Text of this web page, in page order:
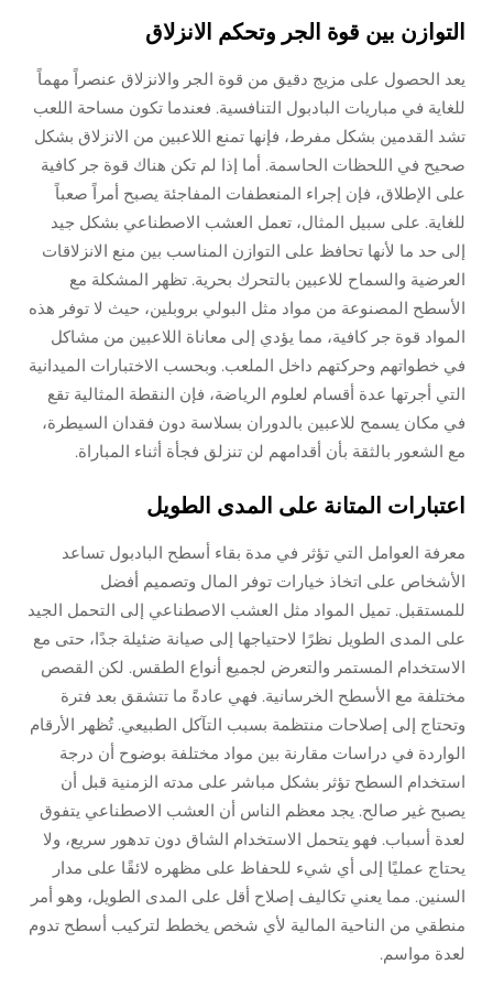
التوازن بين قوة الجر وتحكم الانزلاق
يعد الحصول على مزيج دقيق من قوة الجر والانزلاق عنصراً مهماً
للغاية في مباريات البادبول التنافسية. فعندما تكون مساحة اللعب
تشد القدمين بشكل مفرط، فإنها تمنع اللاعبين من الانزلاق بشكل
صحيح في اللحظات الحاسمة. أما إذا لم تكن هناك قوة جر كافية
على الإطلاق، فإن إجراء المنعطفات المفاجئة يصبح أمراً صعباً
للغاية. على سبيل المثال، تعمل العشب الاصطناعي بشكل جيد
إلى حد ما لأنها تحافظ على التوازن المناسب بين منع الانزلاقات
العرضية والسماح للاعبين بالتحرك بحرية. تظهر المشكلة مع
الأسطح المصنوعة من مواد مثل البولي بروبلين، حيث لا توفر هذه
المواد قوة جر كافية، مما يؤدي إلى معاناة اللاعبين من مشاكل
في خطواتهم وحركتهم داخل الملعب. وبحسب الاختبارات الميدانية
التي أجرتها عدة أقسام لعلوم الرياضة، فإن النقطة المثالية تقع
في مكان يسمح للاعبين بالدوران بسلاسة دون فقدان السيطرة،
مع الشعور بالثقة بأن أقدامهم لن تنزلق فجأة أثناء المباراة.
اعتبارات المتانة على المدى الطويل
معرفة العوامل التي تؤثر في مدة بقاء أسطح البادبول تساعد
الأشخاص على اتخاذ خيارات توفر المال وتصميم أفضل
للمستقبل. تميل المواد مثل العشب الاصطناعي إلى التحمل الجيد
على المدى الطويل نظرًا لاحتياجها إلى صيانة ضئيلة جدًا، حتى مع
الاستخدام المستمر والتعرض لجميع أنواع الطقس. لكن القصص
مختلفة مع الأسطح الخرسانية. فهي عادةً ما تتشقق بعد فترة
وتحتاج إلى إصلاحات منتظمة بسبب التآكل الطبيعي. تُظهر الأرقام
الواردة في دراسات مقارنة بين مواد مختلفة بوضوح أن درجة
استخدام السطح تؤثر بشكل مباشر على مدته الزمنية قبل أن
يصبح غير صالح. يجد معظم الناس أن العشب الاصطناعي يتفوق
لعدة أسباب. فهو يتحمل الاستخدام الشاق دون تدهور سريع، ولا
يحتاج عمليًا إلى أي شيء للحفاظ على مظهره لائقًا على مدار
السنين. مما يعني تكاليف إصلاح أقل على المدى الطويل، وهو أمر
منطقي من الناحية المالية لأي شخص يخطط لتركيب أسطح تدوم
لعدة مواسم.